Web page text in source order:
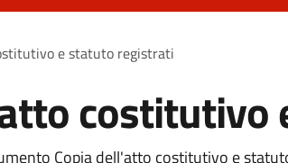
e statuto registrati
Copia dell'atto costitutivo e